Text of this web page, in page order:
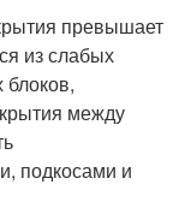
превышает
из слабых
между
подкосами и